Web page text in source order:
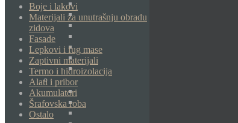
Boje i lakovi
Materijali za unutrašnju obradu
zidova
Fasade
Lepkovi i fug mase
Zaptivni materijali
Termo i hidroizolacija
Alati i pribor
Akumulatori
Šrafovska roba
Ostalo